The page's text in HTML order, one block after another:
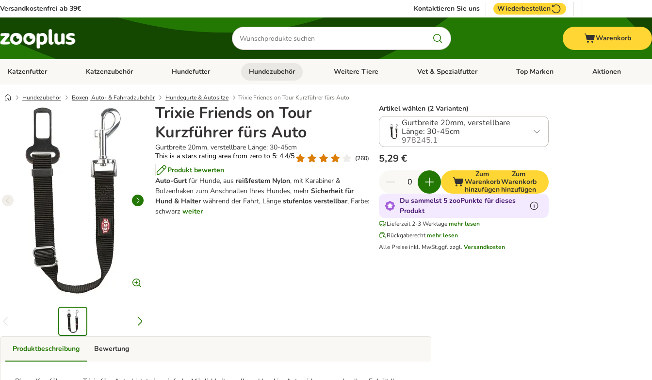
Versandkostenfrei ab 39€ Kontaktieren Sie uns Wiederbestellen
Produkte
suchen
Warenkorb
Katzenfutter Kategorie-Menü öffnen: Katzenfutter
Katzenzubehör Kategorie-Menü öffnen: Katzenzubehör
Hundefutter Kategorie-Menü öffnen: Hundefutter
Hundezubehör Kategorie-Menü öffnen: Hundezubehör
Weitere Tiere Kategorie-Menü öffnen: Weitere Tiere
Vet & Spezialfutter Kategorie-Menü öffnen: Vet & Spezialfutter
Top Marken Kategorie-Menü
Aktionen
Hundezubehör Boxen, Auto- & Fahrradzubehör Hundegurte & Autositze Trixie Friends on Tour Kurzführer fürs Auto
Trixie Friends on Tour
Kurzführer fürs Auto
Gurtbreite 20mm, verstellbare Länge: 30-45cm
This is a stars rating area from zero to 5: 4.4/5
(260)
Produkt bewerten
Auto-Gurtfür Hunde, aus reißfestem Nylon, mit Karabiner &
Bolzenhaken zum Anschnallen Ihres Hundes, mehr Sicherheit für
Hund & Halterwährend der Fahrt, Länge stufenlos verstellbar, Farbe:
schwarz weiter
Artikel wählen (2 Varianten)
Gurtbreite 20mm, verstellbare
Länge: 30-45cm
978245.1
5,29 €
Zum
Warenkorb
hinzufügen
Zum
Warenkorb
hinzufügen
Du sammelst 5 zooPunkte für dieses
Produkt
Lieferzeit 2-3 Werktage mehr lesen
Rückgaberecht mehr lesen
Alle Preise inkl. MwSt.ggf. zzgl. Versandkosten
Produktbeschreibung Bewertung